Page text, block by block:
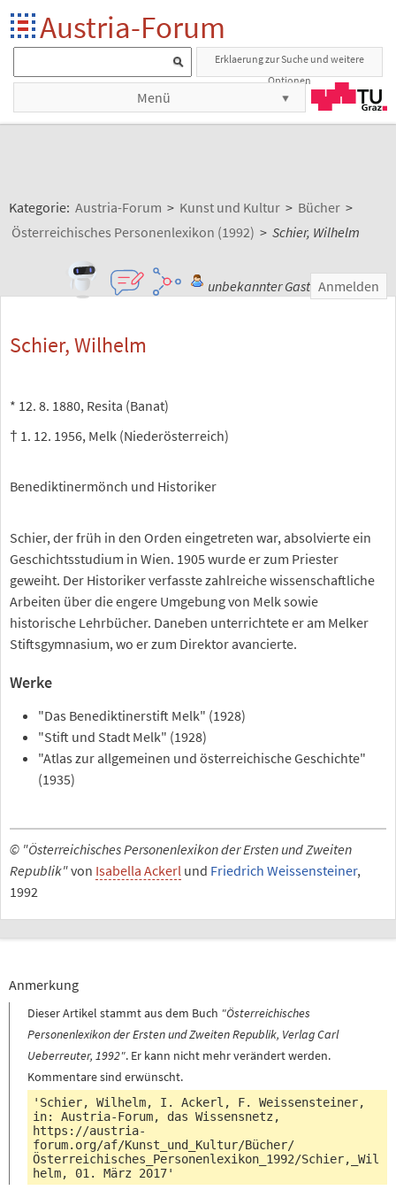
Austria-Forum
Erklaerung zur Suche und weitere
Optionen
Menü
Kategorie: Austria-Forum > Kunst und Kultur > Bücher >
Österreichisches Personenlexikon (1992) > Schier, Wilhelm
unbekannter Gast Anmelden
Schier, Wilhelm
* 12. 8. 1880, Resita (Banat)
† 1. 12. 1956, Melk (Niederösterreich)
Benediktinermönch und Historiker
Schier, der früh in den Orden eingetreten war, absolvierte ein
Geschichtsstudium in Wien. 1905 wurde er zum Priester
geweiht. Der Historiker verfasste zahlreiche wissenschaftliche
Arbeiten über die engere Umgebung von Melk sowie
historische Lehrbücher. Daneben unterrichtete er am Melker
Stiftsgymnasium, wo er zum Direktor avancierte.
Werke
"Das Benediktinerstift Melk" (1928)
"Stift und Stadt Melk" (1928)
"Atlas zur allgemeinen und österreichische Geschichte"
(1935)
© "Österreichisches Personenlexikon der Ersten und Zweiten
Republik"von Isabella Ackerl und Friedrich Weissensteiner,
1992
Anmerkung
Dieser Artikel stammt aus dem Buch "Österreichisches
Personenlexikon der Ersten und Zweiten Republik, Verlag Carl
Ueberreuter, 1992". Er kann nicht mehr verändert werden.
Kommentare sind erwünscht.
'Schier, Wilhelm, I. Ackerl, F. Weissensteiner,
in: Austria-Forum, das Wissensnetz,
https://austria-
forum.org/af/Kunst_und_Kultur/Bücher/
Österreichisches_Personenlexikon_1992/Schier,_Wil
helm, 01. März 2017'